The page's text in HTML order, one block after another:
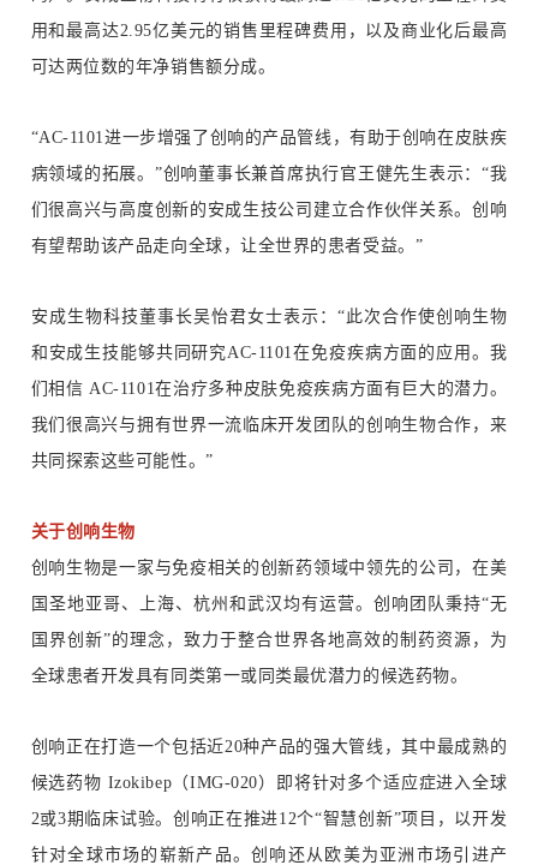
用和最高达2.95亿美元的销售里程碑费用，以及商业化后最高
可达两位数的年净销售额分成。
“AC-1101进一步增强了创响的产品管线，有助于创响在皮肤疾
病领域的拓展。”创响董事长兼首席执行官王健先生表示：“我
们很高兴与高度创新的安成生技公司建立合作伙伴关系。创响
有望帮助该产品走向全球，让全世界的患者受益。”
安成生物科技董事长吴怡君女士表示：“此次合作使创响生物
和安成生技能够共同研究AC-1101在免疫疾病方面的应用。我
们相信 AC-1101在治疗多种皮肤免疫疾病方面有巨大的潜力。
我们很高兴与拥有世界一流临床开发团队的创响生物合作，来
共同探索这些可能性。”
关于创响生物
创响生物是一家与免疫相关的创新药领域中领先的公司，在美
国圣地亚哥、上海、杭州和武汉均有运营。创响团队秉持“无
国界创新”的理念，致力于整合世界各地高效的制药资源，为
全球患者开发具有同类第一或同类最优潜力的候选药物。
创响正在打造一个包括近20种产品的强大管线，其中最成熟的
候选药物 Izokibep（IMG-020）即将针对多个适应症进入全球
2或3期临床试验。创响正在推进12个“智慧创新”项目，以开发
针对全球市场的崭新产品。创响还从欧美为亚洲市场引进产